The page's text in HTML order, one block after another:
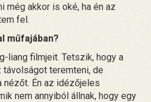
még akkor is oké, ha én az
fel.
műfajában?
liang filmjeit. Tetszik, hogy a
teremteni, de
Én az idézőjeles
nem annyiból állnak, hogy egy